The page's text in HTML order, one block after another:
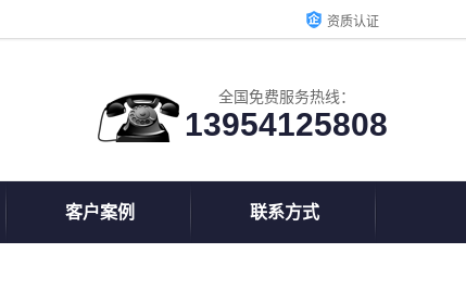
资质认证
全国免费服务热线：
13954125808
客户案例 联系方式